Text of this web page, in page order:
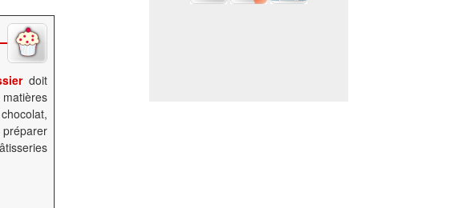
doit